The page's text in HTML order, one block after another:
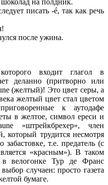
писать -é, так как речь
после ужина.
входит глагол в
деланно (притворно или
(желтый)! Это цвет серы, а
желтый цвет стал цветом
к аутодафе
в желтое, символ ереси и
«штрейкбрехер», член
который трудится несмотря
т.е. предатель (с
«красным»). В таком
в велогонке Тур де Франс
случаен: просто газета
бумаге.